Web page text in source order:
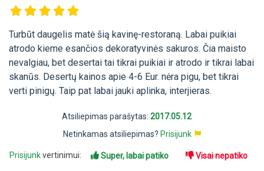
Turbūt daugelis matė šią kavinę-restoraną. Labai puikiai
atrodo kieme esančios dekoratyvinės sakuros. Čia maisto
nevalgiau, bet desertai tai tikrai puikiai ir atrodo ir tikrai labai
skanūs. Desertų kainos apie 4-6 Eur. nėra pigu, bet tikrai
verti pinigų. Taip pat labai jauki aplinka, interjieras.
Atsiliepimas parašytas: 2017.05.12
Netinkamas atsiliepimas? Prisijunk
Prisijunkvertinimui: Super, labai patiko Visai nepatiko